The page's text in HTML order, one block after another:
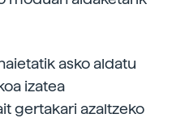
asko aldatu
izatea
gertakari azaltzeko